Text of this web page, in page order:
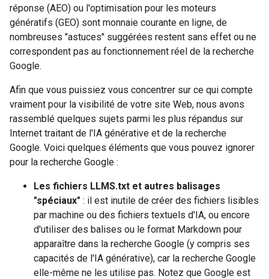
réponse (AEO) ou l'optimisation pour les moteurs
génératifs (GEO) sont monnaie courante en ligne, de
nombreuses "astuces" suggérées restent sans effet ou ne
correspondent pas au fonctionnement réel de la recherche
Google.
Afin que vous puissiez vous concentrer sur ce qui compte
vraiment pour la visibilité de votre site Web, nous avons
rassemblé quelques sujets parmi les plus répandus sur
Internet traitant de l'IA générative et de la recherche
Google. Voici quelques éléments que vous pouvez ignorer
pour la recherche Google :
Les fichiers LLMS.txt et autres balisages
"spéciaux" : il est inutile de créer des fichiers lisibles
par machine ou des fichiers textuels d'IA, ou encore
d'utiliser des balises ou le format Markdown pour
apparaître dans la recherche Google (y compris ses
capacités de l'IA générative), car la recherche Google
elle-même ne les utilise pas. Notez que Google est